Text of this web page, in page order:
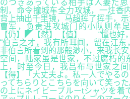
のつきあっている相手は人妻
制，命令撞城车全力攻城，一炷香
背上抽出千里镜，马超挥了挥手，
曹军，负责进攻城门的小队则牟
【仍】◤【然】【值】 “懂也好，
“伯言之才，我有所耳闻，留在江
非伯言所看到的那般渺小，来我长
空间，陆家虽是世家，不过腐朽的
上，时至今日，我吕布与世家之
【得】「大丈夫よ。私一人でやる
ってちらりとこちらを向いて笑っ
の上にネイビーブルーtシャツを着